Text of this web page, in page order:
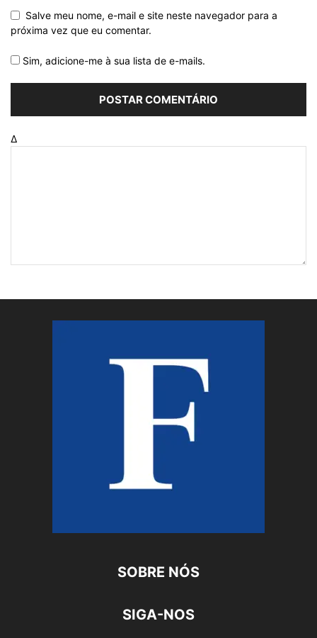
Salve meu nome, e-mail e site neste navegador para a
próxima vez que eu comentar.
Sim, adicione-me à sua lista de e-mails.
Δ
SOBRE NÓS
SIGA-NOS